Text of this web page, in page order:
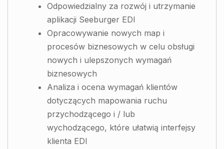
Odpowiedzialny za rozwój i utrzymanie
aplikacji Seeburger EDI
Opracowywanie nowych map i
procesów biznesowych w celu obsługi
nowych i ulepszonych wymagań
biznesowych
Analiza i ocena wymagań klientów
dotyczących mapowania ruchu
przychodzącego i / lub
wychodzącego, które ułatwią interfejsy
klienta EDI